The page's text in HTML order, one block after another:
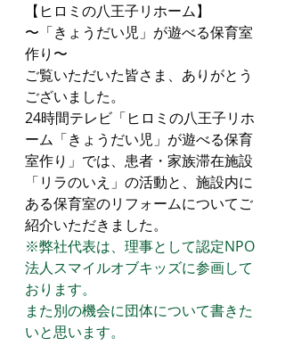
【ヒロミの八王子リホーム】
〜「きょうだい児」が遊べる保育室
作り〜
ご覧いただいた皆さま、ありがとう
ございました。
24時間テレビ「ヒロミの八王子リホ
ーム「きょうだい児」が遊べる保育
室作り」では、患者・家族滞在施設
「リラのいえ」の活動と、施設内に
ある保育室のリフォームについてご
紹介いただきました。
※弊社代表は、理事として認定NPO
法人スマイルオブキッズに参画して
おります。
また別の機会に団体について書きた
いと思います。